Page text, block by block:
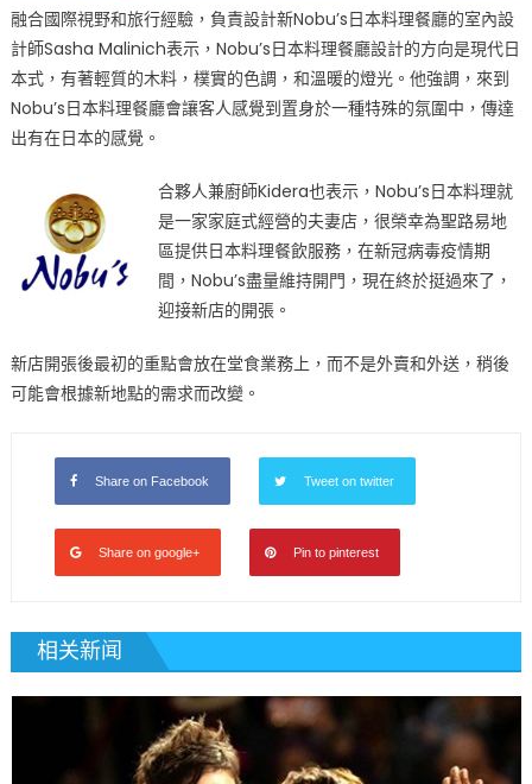
融合國際視野和旅行經驗，負責設計新Nobu’s日本料理餐廳的室內設
計師Sasha Malinich表示，Nobu’s日本料理餐廳設計的方向是現代日
本式，有著輕質的木料，樸實的色調，和溫暖的燈光。他強調，來到
Nobu’s日本料理餐廳會讓客人感覺到置身於一種特殊的氛圍中，傳達
出有在日本的感覺。
合夥人兼廚師Kidera也表示，Nobu’s日本料理就
是一家家庭式經營的夫妻店，很榮幸為聖路易地
區提供日本料理餐飲服務，在新冠病毒疫情期
間，Nobu’s盡量維持開門，現在終於挺過來了，
迎接新店的開張。
新店開張後最初的重點會放在堂食業務上，而不是外賣和外送，稍後
可能會根據新地點的需求而改變。
Share on Facebook Tweet on twitter
Share on google+ Pin to pinterest
相关新闻